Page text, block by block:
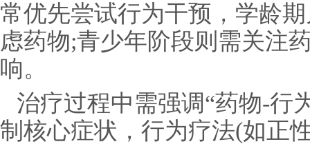
常优先尝试行为干预，学龄
虑药物;青少年阶段则需关注
响。
治疗过程中需强调“药物-行
制核心症状，行为疗法(如正